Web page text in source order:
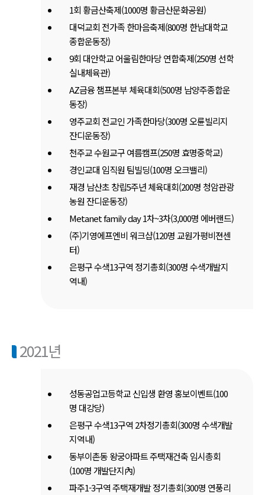
1회 황금산축제(1000명 황금산문화공원)
대덕교회 전가족 한마음축제(800명 한남대학교
종합운동장)
9회 대안학교 어울림한마당 연합축제(250명 선학
실내체육관)
AZ금융 챔프본부 체육대회(500명 남양주종합운
동장)
영주교회 전교인 가족한마당(300명 오륜빌리지
잔디운동장)
천주교 수원교구 여름캠프(250명 효명중학교)
경인교대 임직원 팀빌딩(100명 오크밸리)
재경 남산초 창립5주년 체육대회(200명 청암관광
농원 잔디운동장)
Metanet family day 1차~3차(3,000명 에버랜드)
(주)기영에프엔비 워크샵(120명 교원가평비젼센
터)
은평구 수색13구역 정기총회(300명 수색개발지
역내)
2021년
성동공업고등학교 신입생 환영 홍보이벤트(100
명 대강당)
은평구 수색13구역 2차정기총회(300명 수색개발
지역내)
동부이촌동 왕궁아파트 주택재건축 임시총회
(100명 개발단지內)
파주1-3구역 주택재개발 정기총회(300명 연풍리